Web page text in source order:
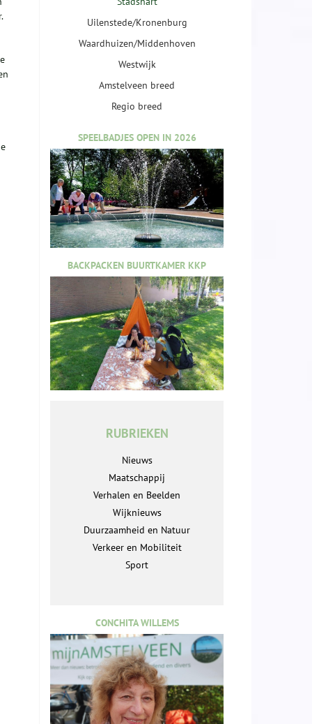
Uilenstede/Kronenburg
Waardhuizen/Middenhoven
Westwijk
Amstelveen breed
Regio breed
SPEELBADJES OPEN IN 2026
BACKPACKEN BUURTKAMER KKP
RUBRIEKEN
Nieuws
Maatschappij
Verhalen en Beelden
Wijknieuws
Duurzaamheid en Natuur
Verkeer en Mobiliteit
Sport
CONCHITA WILLEMS